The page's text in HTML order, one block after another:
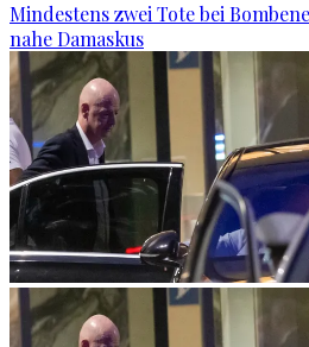
Mindestens zwei Tote bei
nahe Damaskus